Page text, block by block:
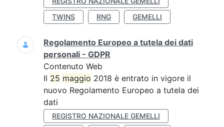
TWINS
RNG GEMELLI
Regolamento Europeo a tutela dei dati
personali - GDPR
Contenuto Web
Il 25 maggio 2018 è entrato in vigore il
nuovo Regolamento Europeo a tutela dei
dati
REGISTRO NAZIONALE GEMELLI